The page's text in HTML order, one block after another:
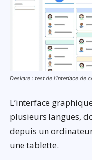
Deskare : test de l’interface de
L’interface
plusieurs langues,
depuis un
une tablette.